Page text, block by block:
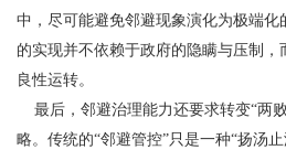
中，尽可能避免邻避现象演化为极端
的实现并不依赖于政府的隐瞒与压制
良性运转。
最后，邻避治理能力还要求转变“两
略。传统的“邻避管控”只是一种“扬汤